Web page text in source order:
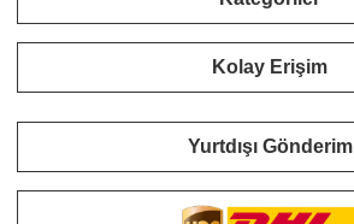
Kolay Erişim
Yurtdışı Gönderim